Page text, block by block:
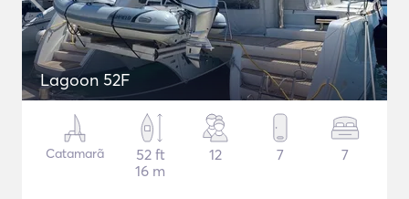
Lagoon 52F
Catamarã
52 ft
16 m
12 7 7